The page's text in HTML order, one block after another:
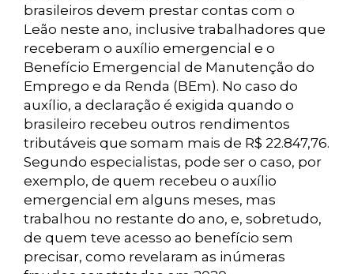
brasileiros devem prestar contas com o
Leão neste ano, inclusive trabalhadores que
receberam o auxílio emergencial e o
Benefício Emergencial de Manutenção do
Emprego e da Renda (BEm). No caso do
auxílio, a declaração é exigida quando o
brasileiro recebeu outros rendimentos
tributáveis que somam mais de R$ 22.847,76.
Segundo especialistas, pode ser o caso, por
exemplo, de quem recebeu o auxílio
emergencial em alguns meses, mas
trabalhou no restante do ano, e, sobretudo,
de quem teve acesso ao benefício sem
precisar, como revelaram as inúmeras